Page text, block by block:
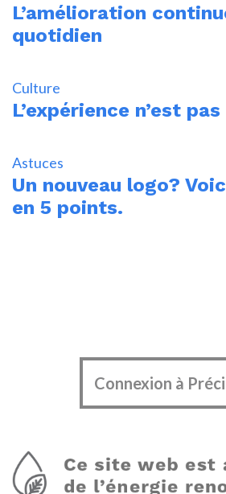
L’amélioration
quotidien
Culture
L’expérience n’est
Astuces
Un nouveau logo?
en 5 points.
Connexion à